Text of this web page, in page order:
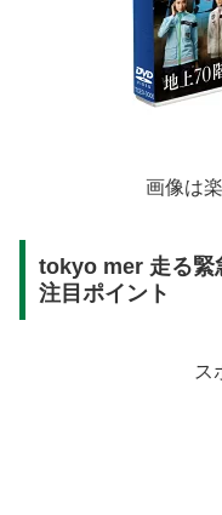
画像は
tokyo mer 走る緊
注目ポイント
ス